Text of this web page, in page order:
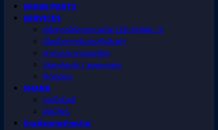
SPARE PARTS
SERVICES
คู่มือการใช้งานระบบไฟ LED SKWAL i3
เงื่อนไขการรับประกันสินค้า
ตารางขนาดรอบศรีษะ
Standards / approvals
ติดต่อเรา
SHARK
เทคโนโลยี
RACING
ร้านตัวแทนจำหน่าย